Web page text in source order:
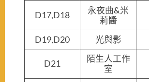
D17,D18
永夜曲&米
莉醬
D19,D20 光與影
D21
陌生人工作
室